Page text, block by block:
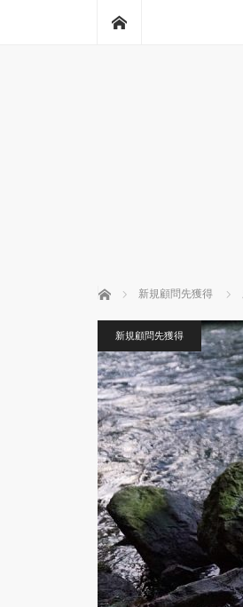
ホーム 新規顧問先獲得
新規顧問先獲得